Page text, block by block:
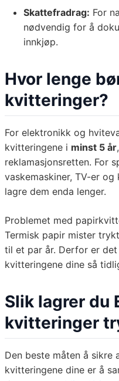
Skattefradrag: For
nødvendig for å
innkjøp.
Hvor lenge
kvitteringer?
For elektronikk og
kvitteringene i minst 5 år
reklamasjonsretten. For
vaskemaskiner, TV-er
lagre dem enda lenger.
Problemet med
Termisk papir mister
til et par år. Derfor er
kvitteringene dine så
Slik lagrer du
kvitteringer
Den beste måten å
kvitteringene dine er å